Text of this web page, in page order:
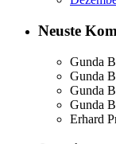
Neuste
Gunda
Gunda
Gunda
Gunda
Erhard